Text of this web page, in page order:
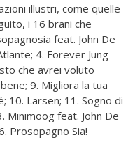
illustri, come quelle
i 16 brani che
feat. John De
4. Forever Jung
che avrei voluto
9. Migliora la tua
10. Larsen; 11. Sogno di
Minimoog feat. John De
Prosopagno Sia!